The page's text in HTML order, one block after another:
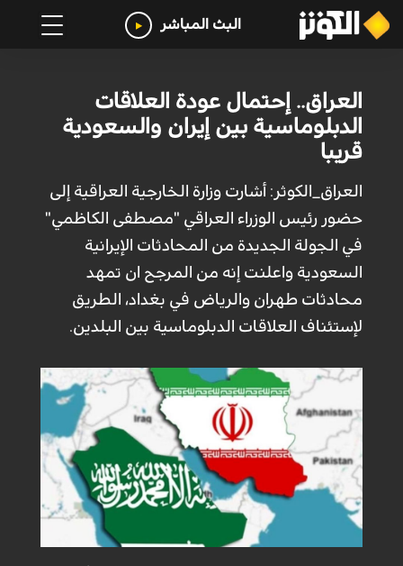
البث المباشر
العراق.. إحتمال عودة العلاقات
الدبلوماسية بين إيران والسعودية
قريبا
العراق_الكوثر: أشارت وزارة الخارجية العراقية إلى
حضور رئيس الوزراء العراقي "مصطفى الكاظمي"
في الجولة الجديدة من المحادثات الإيرانية
السعودية واعلنت إنه من المرجح ان تمهد
محادثات طهران والرياض في بغداد، الطريق
لإستئناف العلاقات الدبلوماسية بين البلدين.